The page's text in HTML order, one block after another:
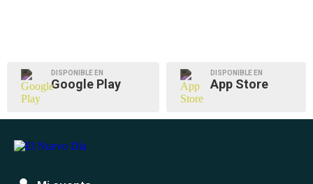
DISPONIBLE EN
Google Play
DISPONIBLE EN
App Store